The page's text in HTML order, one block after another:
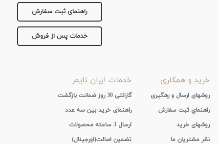
راهنمای ثبت سفارش
خدمات پس از فروش
خرید و همکاری
روشهای ارسال و رهگیری
راهنماي ثبت سفارش
روشهای خرید
نظر مشتریان ما
خدمات ایران تایمر
گارانتی 30 روز ضمانت بازگشت
راهنمای خرید بین سه عدد
ارسال 3 ساعته محصولات
تضمین اصالت(اورجینال)